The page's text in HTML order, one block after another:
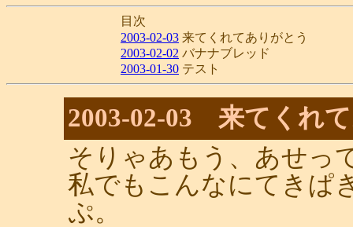
目次
2003-02-03 来てくれてありがとう
2003-02-02 バナナブレッド
2003-01-30 テスト
2003-02-03 来てくれ
そりゃあもう、あせっ
私でもこんなにてきぱ
ぷ。